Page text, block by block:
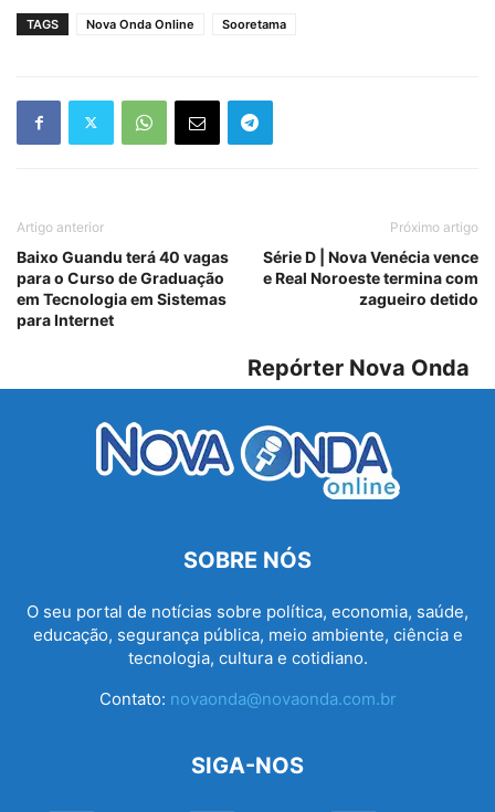
TAGS Nova Onda Online Sooretama
Artigo anterior
Baixo Guandu terá 40 vagas
para o Curso de Graduação
em Tecnologia em Sistemas
para Internet
Próximo artigo
Série D | Nova Venécia vence
e Real Noroeste termina com
zagueiro detido
Repórter Nova Onda
SOBRE NÓS
O seu portal de notícias sobre política, economia, saúde,
educação, segurança pública, meio ambiente, ciência e
tecnologia, cultura e cotidiano.
Contato: novaonda@novaonda.com.br
SIGA-NOS